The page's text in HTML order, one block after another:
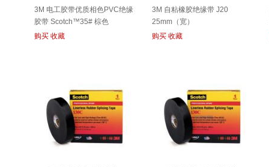
3M 电工胶带优质相色PVC绝缘
胶带 Scotch™35# 棕色
购买 收藏
3M 自粘橡胶绝缘带 J20
25mm（宽）
购买 收藏